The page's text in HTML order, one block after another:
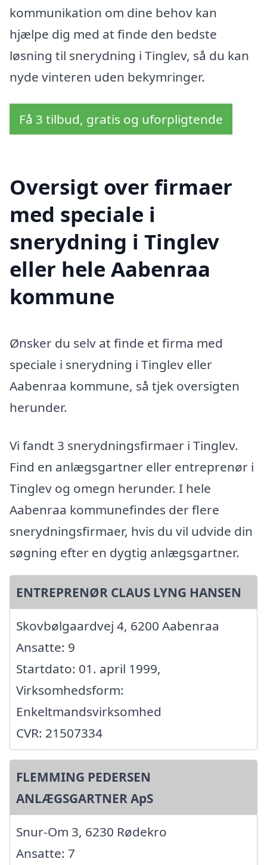
kommunikation om dine behov kan
hjælpe dig med at finde den bedste
løsning til snerydning i Tinglev, så du kan
nyde vinteren uden bekymringer.
Få 3 tilbud, gratis og uforpligtende
Oversigt over firmaer
med speciale i
snerydning i Tinglev
eller hele Aabenraa
kommune
Ønsker du selv at finde et firma med
speciale i snerydning i Tinglev eller
Aabenraa kommune, så tjek oversigten
herunder.
Vi fandt 3 snerydningsfirmaer i Tinglev.
Find en anlægsgartner eller entreprenør i
Tinglev og omegn herunder. I hele
Aabenraa kommunefindes der flere
snerydningsfirmaer, hvis du vil udvide din
søgning efter en dygtig anlægsgartner.
ENTREPRENØR CLAUS LYNG HANSEN
Skovbølgaardvej 4, 6200 Aabenraa
Ansatte: 9
Startdato: 01. april 1999,
Virksomhedsform:
Enkeltmandsvirksomhed
CVR: 21507334
FLEMMING PEDERSEN
ANLÆGSGARTNER ApS
Snur-Om 3, 6230 Rødekro
Ansatte: 7